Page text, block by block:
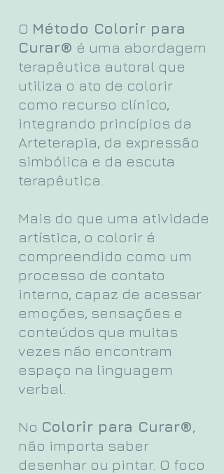
O Método Colorir para
Curar® é uma abordagem
terapêutica autoral que
utiliza o ato de colorir
como recurso clínico,
integrando princípios da
Arteterapia, da expressão
simbólica e da escuta
terapêutica.
Mais do que uma atividade
artística, o colorir é
compreendido como um
processo de contato
interno, capaz de acessar
emoções, sensações e
conteúdos que muitas
vezes não encontram
espaço na linguagem
verbal.
No Colorir para Curar®,
não importa saber
desenhar ou pintar. O foco